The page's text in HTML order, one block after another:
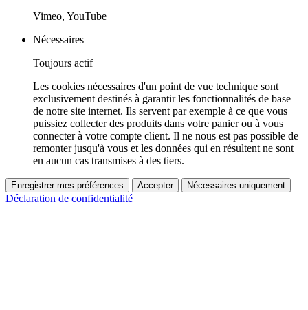
Vimeo, YouTube
Nécessaires
Toujours actif
Les cookies nécessaires d'un point de vue technique sont
exclusivement destinés à garantir les fonctionnalités de base
de notre site internet. Ils servent par exemple à ce que vous
puissiez collecter des produits dans votre panier ou à vous
connecter à votre compte client. Il ne nous est pas possible de
remonter jusqu'à vous et les données qui en résultent ne sont
en aucun cas transmises à des tiers.
Enregistrer mes préférences Accepter Nécessaires uniquement
Déclaration de confidentialité